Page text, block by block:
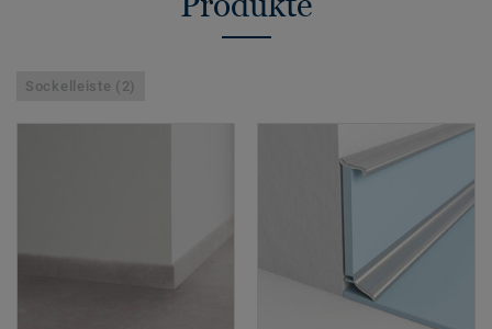
Sockelleiste (2)